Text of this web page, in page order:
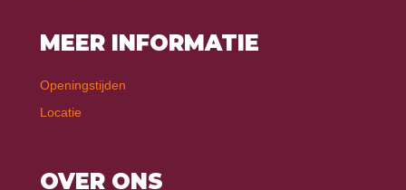
MEER INFORMATIE
Openingstijden
Locatie
OVER ONS